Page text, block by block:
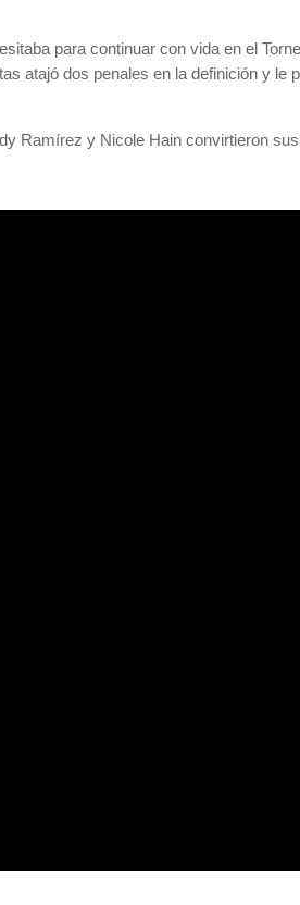
para continuar con vida en el
atajó dos penales en la definición y le
Ramírez y Nicole Hain convirtieron